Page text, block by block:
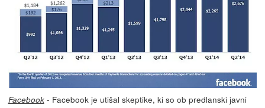
Facebook- Facebook je utišal skeptike, ki so ob predlanski javni